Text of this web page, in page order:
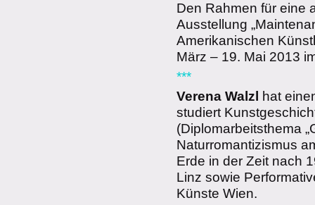
Den Rahmen für eine
Ausstellung
Amerikanischen
März – 19. Mai 2013
***
Verena Walzl
hat
studiert
(Diplomarbeitsthema
Naturromantizismus
Erde in der Zeit nach
Linz sowie
Künste Wien.